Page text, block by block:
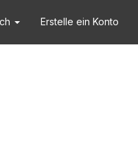
Erstelle ein Konto